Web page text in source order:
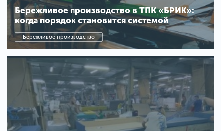
Бережливое производство в ТПК «БРИК»:
когда порядок становится системой
Бережливое производство